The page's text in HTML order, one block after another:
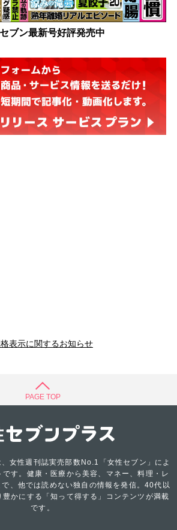
ブン最新号好評発売中
表示に関するお知らせ
PAGE TOP
、女性週刊誌実売部数No.1「女性セブン」によ
す。健康・医療から美容、マネー、料理・レ
、他では読めない独自の情報を発信。40代以
かにする「知って得する」コンテンツが満載
です。